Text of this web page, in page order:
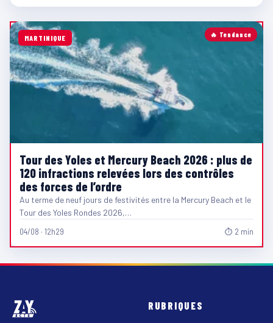
🔥 Tendance
MARTINIQUE
Tour des Yoles et Mercury Beach 2026 : plus de
120 infractions relevées lors des contrôles
des forces de l’ordre
Au terme de neuf jours de festivités entre la Mercury Beach et le
Tour des Yoles Rondes 2026,…
04/08 · 12h29 ⏱ 2 min
RUBRIQUES